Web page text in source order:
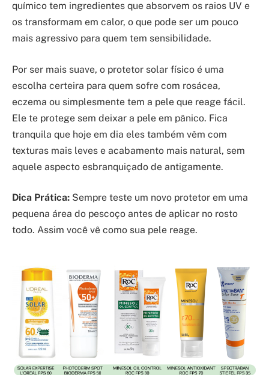
químico tem ingredientes que absorvem os raios UV e
os transformam em calor, o que pode ser um pouco
mais agressivo para quem tem sensibilidade.
Por ser mais suave, o protetor solar físico é uma
escolha certeira para quem sofre com rosácea,
eczema ou simplesmente tem a pele que reage fácil.
Ele te protege sem deixar a pele em pânico. Fica
tranquila que hoje em dia eles também vêm com
texturas mais leves e acabamento mais natural, sem
aquele aspecto esbranquiçado de antigamente.
Dica Prática: Sempre teste um novo protetor em uma
pequena área do pescoço antes de aplicar no rosto
todo. Assim você vê como sua pele reage.